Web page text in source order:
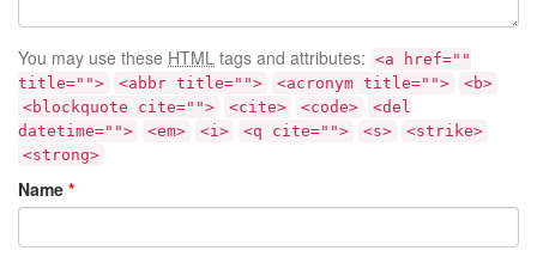
You may use these HTML tags and attributes: <a href=""
title="">
<abbr title=""> <acronym title="">
<b>
<blockquote cite="">
<cite> <code>
<del
datetime="">
<em> <i> <q cite=""> <s>
<strike>
<strong>
Name *